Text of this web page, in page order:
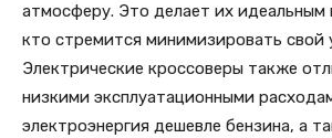
атмосферу. Это делает их идеальным
кто стремится минимизировать свой
Электрические кроссоверы также
низкими эксплуатационными
электроэнергия дешевле бензина, а